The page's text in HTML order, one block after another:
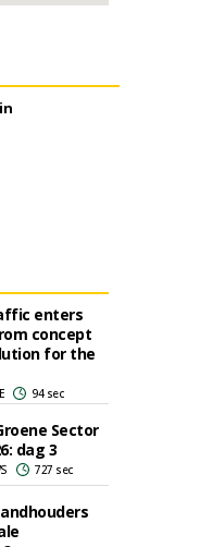
enters
concept
for the
94 sec
Sector
dag 3
727 sec